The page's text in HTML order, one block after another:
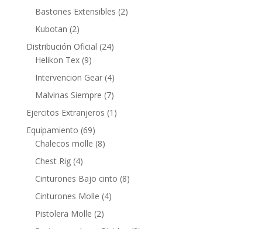
Bastones Extensibles (2)
Kubotan (2)
Distribución Oficial (24)
Helikon Tex (9)
Intervencion Gear (4)
Malvinas Siempre (7)
Ejercitos Extranjeros (1)
Equipamiento (69)
Chalecos molle (8)
Chest Rig (4)
Cinturones Bajo cinto (8)
Cinturones Molle (4)
Pistolera Molle (2)